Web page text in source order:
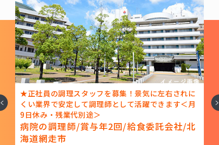
★正社員の調理スタッフを募集！景気に左右されに
くい業界で安定して調理師として活躍できます＜月
9日休み・残業代別途＞
病院の調理師/賞与年2回/給食委託会社/北
海道網走市
次